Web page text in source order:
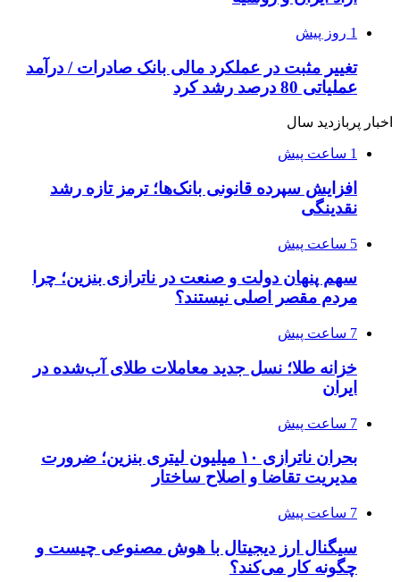
1 روز پیش
تغییر مثبت در عملکرد مالی بانک صادرات / درآمد
عملیاتی 80 درصد رشد کرد
اخبار پربازدید سال
1 ساعت پیش
افزایش سپرده قانونی بانک‌ها؛ ترمز تازه رشد
نقدینگی
5 ساعت پیش
سهم پنهان دولت و صنعت در ناترازی بنزین؛ چرا
مردم مقصر اصلی نیستند؟
7 ساعت پیش
خزانه طلا؛ نسل جدید معاملات طلای آب‌شده در
ایران
7 ساعت پیش
بحران ناترازی ۱۰ میلیون لیتری بنزین؛ ضرورت
مدیریت تقاضا و اصلاح ساختار
7 ساعت پیش
سیگنال ارز دیجیتال با هوش مصنوعی چیست و
چگونه کار می‌کند؟